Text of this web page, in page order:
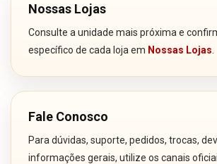
Nossas Lojas
Consulte a unidade mais próxima e
específico de cada loja em Nossas Lojas
Fale Conosco
Para dúvidas, suporte, pedidos, trocas,
informações gerais, utilize os canais